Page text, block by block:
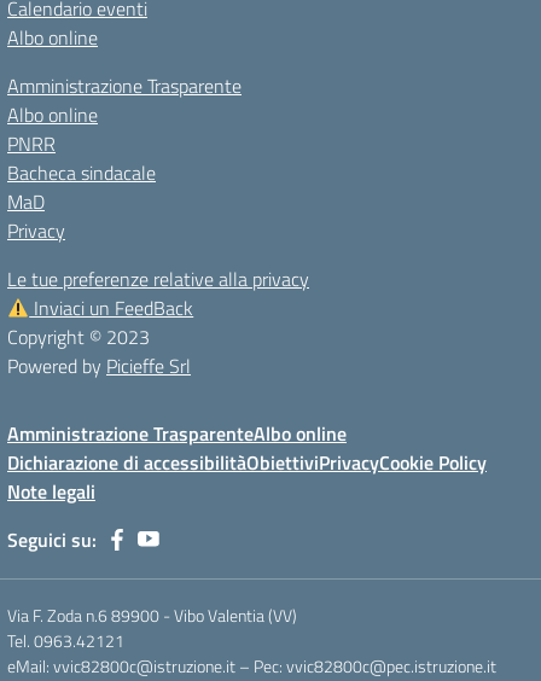
Calendario eventi
Albo online
Amministrazione Trasparente
Albo online
PNRR
Bacheca sindacale
MaD
Privacy
Le tue preferenze relative alla privacy
Inviaci un FeedBack
Copyright © 2023
Powered by Picieffe Srl
Amministrazione TrasparenteAlbo online
Dichiarazione di accessibilitàObiettiviPrivacyCookie Policy
Note legali
Seguici su:
Via F. Zoda n.6 89900 - Vibo Valentia (VV)
Tel. 0963.42121
eMail: vvic82800c@istruzione.it – Pec: vvic82800c@pec.istruzione.it